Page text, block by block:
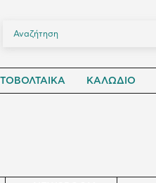
ΚΑΛΩΔΙΟ